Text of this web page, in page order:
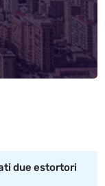
due estortori